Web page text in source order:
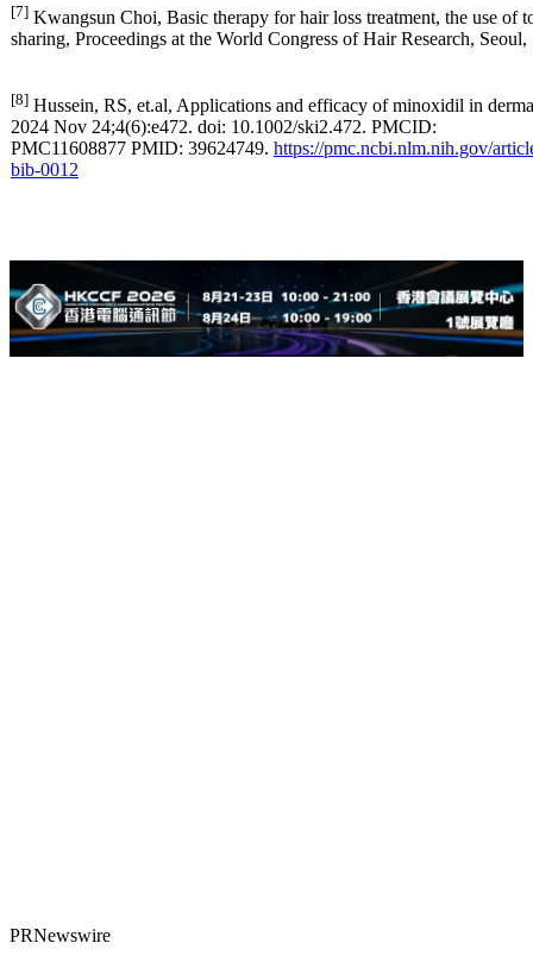
[7] Kwangsun Choi, Basic therapy for hair loss treatment, the use of
sharing, Proceedings at the World Congress of Hair Research,
[8] Hussein, RS, et.al, Applications and efficacy of minoxidil in
2024 Nov 24;4(6):e472. doi: 10.1002/ski2.472. PMCID:
PMC11608877 PMID: 39624749. https://pmc.ncbi.nlm.nih.gov/
bib-0012